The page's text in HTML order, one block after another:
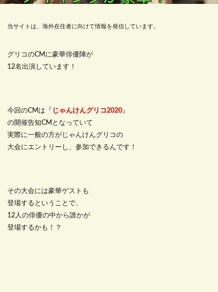
当サイトは、海外在住者に向けて情報を発信しています。
グリコのCMに豪華俳優陣が
12名出演しています！
今回のCMは『 じゃんけんグリコ2020』
の開催告知CMとなっていて
実際に一般の方がじゃんけんグリコの
大会にエントリーし、参加できるんです！
その大会には豪華ゲストも
登場するということで、
12人の俳優の中から誰かが
登場するかも！？